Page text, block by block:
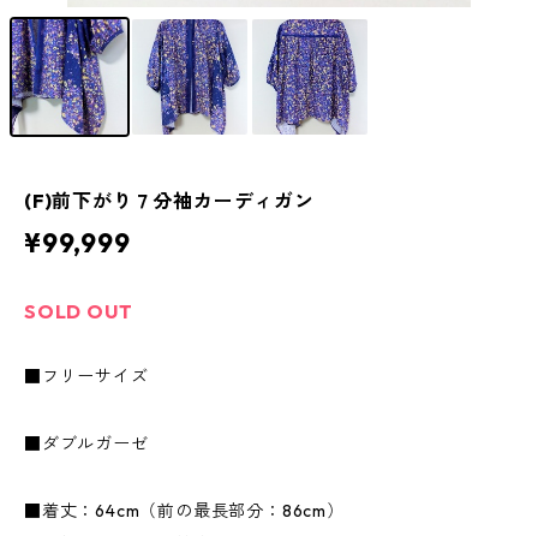
(F)前下がり７分袖カーディガン
¥99,999
SOLD OUT
■フリーサイズ
■ダブルガーゼ
■着丈：64cm（前の最長部分：86cm）